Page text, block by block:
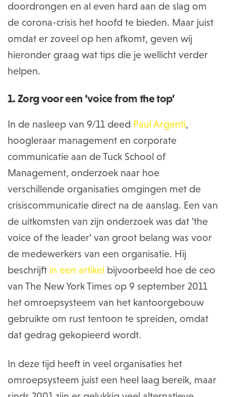
doordrongen en al even hard aan de slag om
de corona-crisis het hoofd te bieden. Maar juist
omdat er zoveel op hen afkomt, geven wij
hieronder graag wat tips die je wellicht verder
helpen.
1. Zorg voor een ‘voice from the top’
In de nasleep van 9/11 deed Paul Argenti,
hoogleraar management en corporate
communicatie aan de Tuck School of
Management, onderzoek naar hoe
verschillende organisaties omgingen met de
crisiscommunicatie direct na de aanslag. Een van
de uitkomsten van zijn onderzoek was dat ’the
voice of the leader’ van groot belang was voor
de medewerkers van een organisatie. Hij
beschrijft in een artikel bijvoorbeeld hoe de ceo
van The New York Times op 9 september 2011
het omroepsysteem van het kantoorgebouw
gebruikte om rust tentoon te spreiden, omdat
dat gedrag gekopieerd wordt.
In deze tijd heeft in veel organisaties het
omroepsysteem juist een heel laag bereik, maar